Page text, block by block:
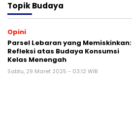
TopikBudaya
Opini
Parsel Lebaran yang Memiskinkan:
Refleksi atas Budaya Konsumsi
Kelas Menengah
Sabtu, 29 Maret 2025 - 03:12 WIB